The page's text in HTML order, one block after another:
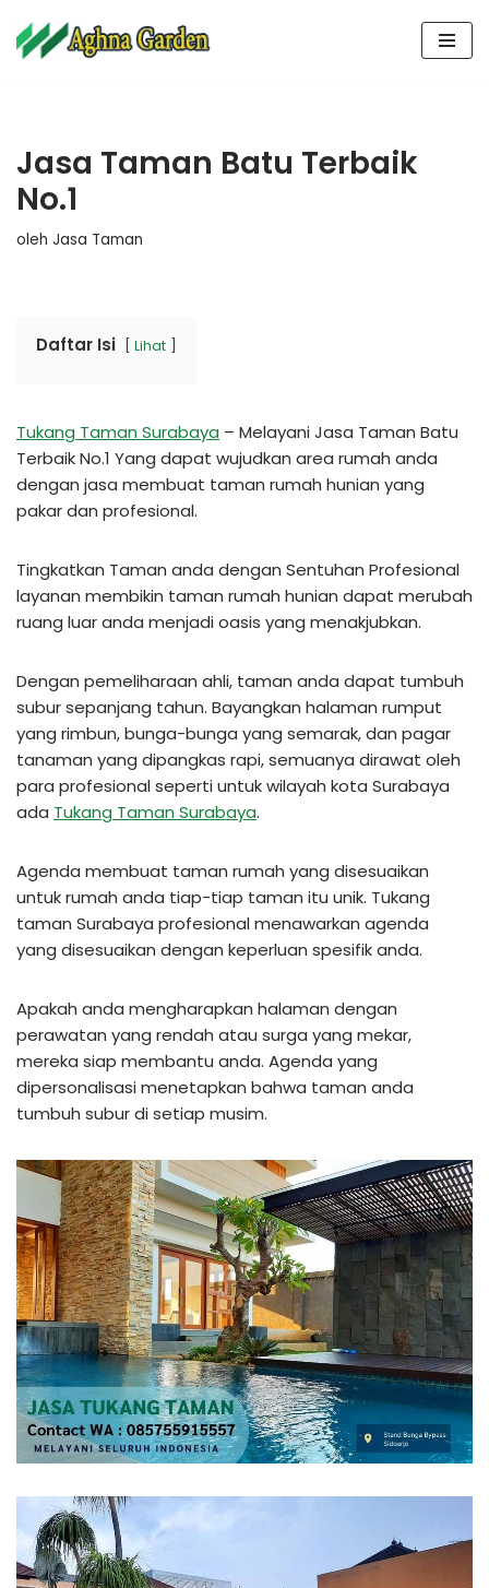
Lompat
Jasa Taman Batu Terbaik
No.1
oleh Jasa Taman
Daftar Isi Lihat
Tukang Taman Surabaya – Melayani Jasa Taman Batu
Terbaik No.1 Yang dapat wujudkan area rumah anda
dengan jasa membuat taman rumah hunian yang
pakar dan profesional.
Tingkatkan Taman anda dengan Sentuhan Profesional
layanan membikin taman rumah hunian dapat merubah
ruang luar anda menjadi oasis yang menakjubkan.
Dengan pemeliharaan ahli, taman anda dapat tumbuh
subur sepanjang tahun. Bayangkan halaman rumput
yang rimbun, bunga-bunga yang semarak, dan pagar
tanaman yang dipangkas rapi, semuanya dirawat oleh
para profesional seperti untuk wilayah kota Surabaya
ada Tukang Taman Surabaya.
Agenda membuat taman rumah yang disesuaikan
untuk rumah anda tiap-tiap taman itu unik. Tukang
taman Surabaya profesional menawarkan agenda
yang disesuaikan dengan keperluan spesifik anda.
Apakah anda mengharapkan halaman dengan
perawatan yang rendah atau surga yang mekar,
mereka siap membantu anda. Agenda yang
dipersonalisasi menetapkan bahwa taman anda
tumbuh subur di setiap musim.